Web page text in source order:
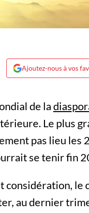
Ajoutez-nous à vos
de la
Le plus
pas lieu
se tenir fin
considération, le
au dernier